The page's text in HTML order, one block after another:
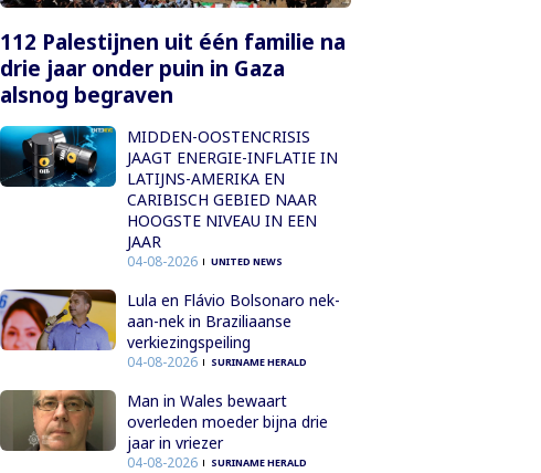
112 Palestijnen uit één familie na
drie jaar onder puin in Gaza
alsnog begraven
MIDDEN-OOSTENCRISIS
JAAGT ENERGIE-INFLATIE IN
LATIJNS-AMERIKA EN
CARIBISCH GEBIED NAAR
HOOGSTE NIVEAU IN EEN
JAAR
04-08-2026 UNITED NEWS
Lula en Flávio Bolsonaro nek-
aan-nek in Braziliaanse
verkiezingspeiling
04-08-2026 SURINAME HERALD
Man in Wales bewaart
overleden moeder bijna drie
jaar in vriezer
04-08-2026 SURINAME HERALD